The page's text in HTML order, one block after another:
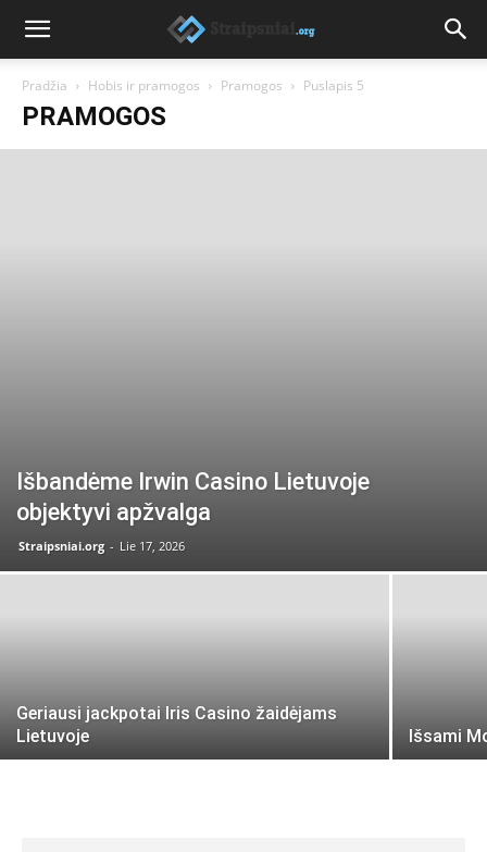
Pradžia Hobis ir pramogos Pramogos Puslapis 5
PRAMOGOS
Išbandėme Irwin Casino Lietuvoje
objektyvi apžvalga
Straipsniai.org - Lie 17, 2026
Geriausi jackpotai Iris Casino žaidėjams
Lietuvoje
Išsami